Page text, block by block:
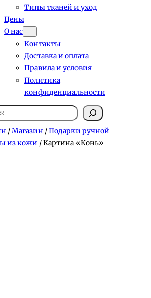
Типы тканей и уход
Цены
О нас
Контакты
Доставка и оплата
Правила и условия
Политика
конфиденциальности
/Магазин /Подарки ручной
из кожи / Картина «Конь»